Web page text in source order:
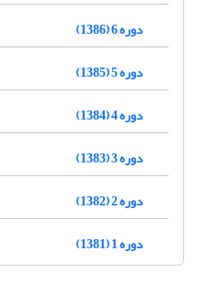
دوره 6 (1386)
دوره 5 (1385)
دوره 4 (1384)
دوره 3 (1383)
دوره 2 (1382)
دوره 1 (1381)